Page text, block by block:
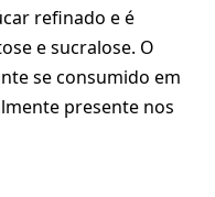
refinado e é
e sucralose. O
se consumido em
presente nos